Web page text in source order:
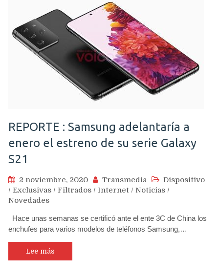
REPORTE : Samsung adelantaría a
enero el estreno de su serie Galaxy
S21
2 noviembre, 2020 Transmedia
Dispositivo
/ Exclusivas / Filtrados / Internet / Noticias /
Novedades
Hace unas semanas se certificó ante el ente 3C de China los
enchufes para varios modelos de teléfonos Samsung,…
Lee más